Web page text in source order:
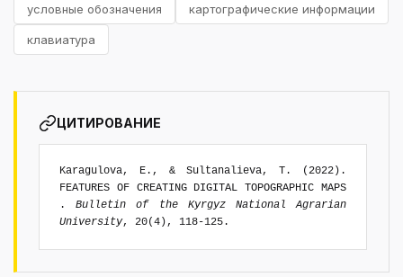
условные обозначения картографические информации
клавиатура
ЦИТИРОВАНИЕ
Karagulova, E., & Sultanalieva, T. (2022).
FEATURES OF CREATING DIGITAL TOPOGRAPHIC MAPS
.Bulletin of the Kyrgyz National Agrarian
University, 20(4), 118-125.